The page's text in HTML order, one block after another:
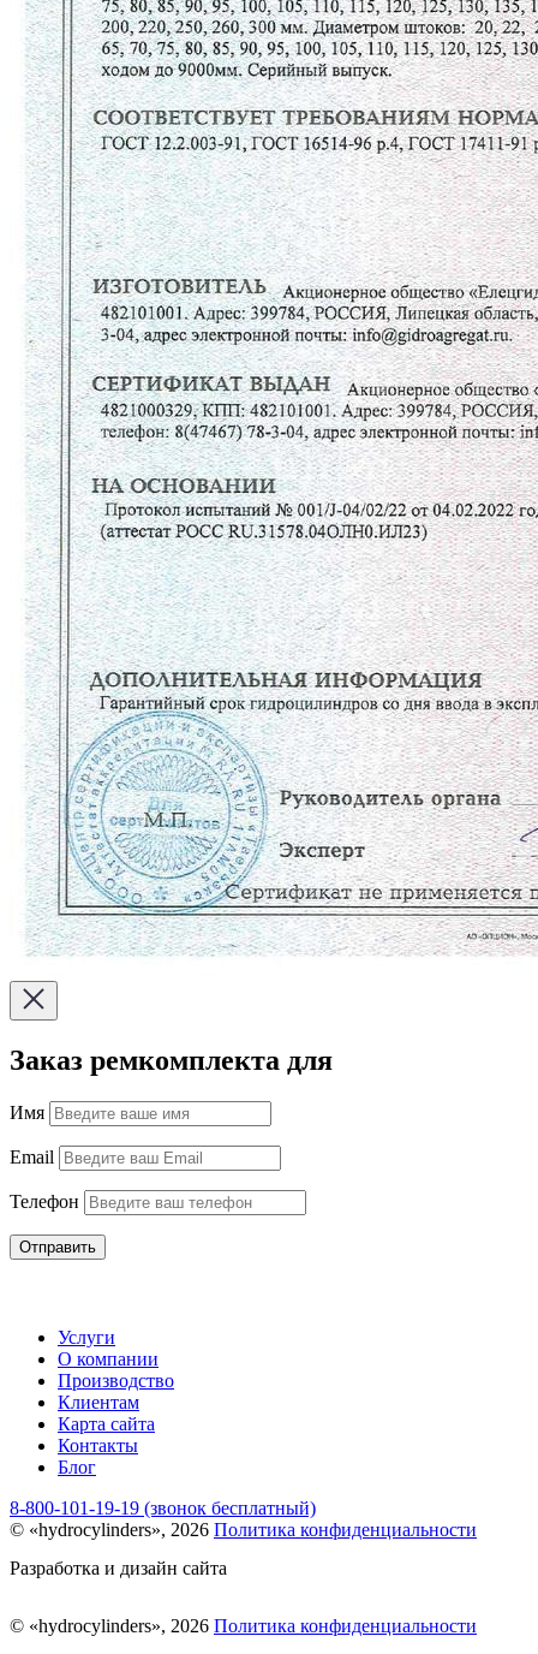
Заказ ремкомплекта для
Имя
Email
Телефон
Отправить
Услуги
О компании
Производство
Клиентам
Карта сайта
Контакты
Блог
8-800-101-19-19 (звонок бесплатный)
© «hydrocylinders», 2026 Политика конфиденциальности
Разработка и дизайн сайта
© «hydrocylinders», 2026 Политика конфиденциальности